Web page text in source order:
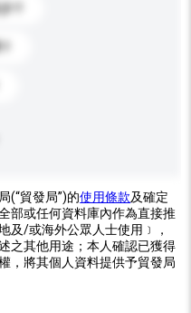
？
(“貿發局”)的使用條款及確定
部或任何資料庫內作為直接推
及/或海外公眾人士使用﹞，
之其他用途；本人確認已獲得
，將其個人資料提供予貿發局